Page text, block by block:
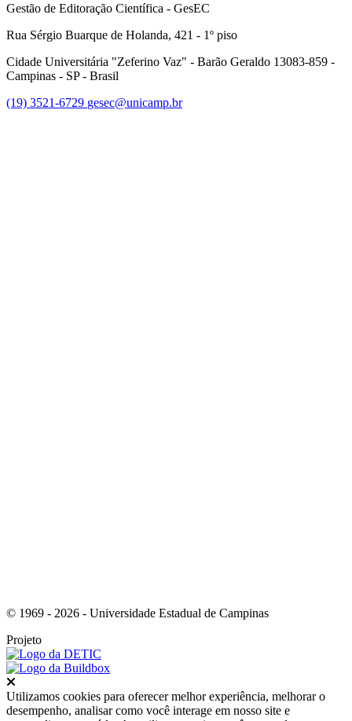
Gestão de Editoração Científica - GesEC
Rua Sérgio Buarque de Holanda, 421 - 1º piso
Cidade Universitária "Zeferino Vaz" - Barão Geraldo 13083-859 -
Campinas - SP - Brasil
(19) 3521-6729 gesec@unicamp.br
© 1969 - 2026 - Universidade Estadual de Campinas
Projeto
Utilizamos cookies para oferecer melhor experiência, melhorar o
desempenho, analisar como você interage em nosso site e